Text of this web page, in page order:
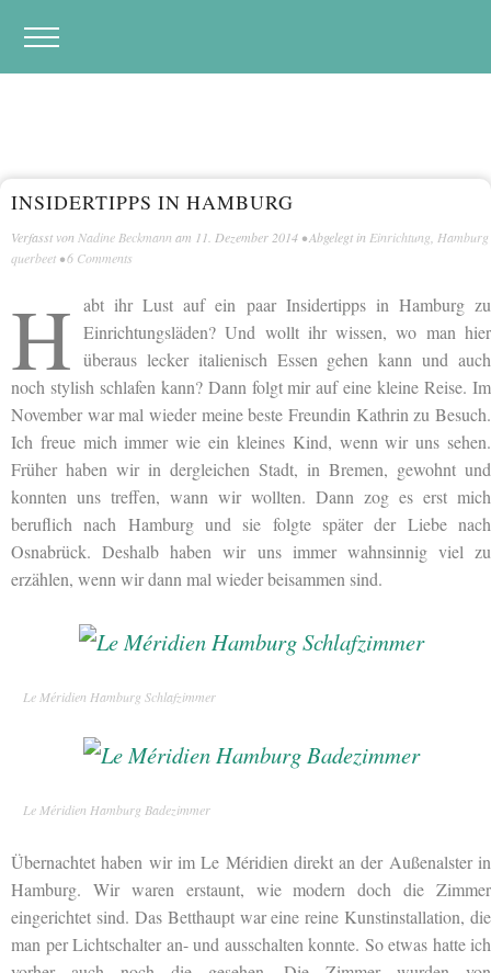
INSIDERTIPPS IN HAMBURG
Verfasst von Nadine Beckmann am 11. Dezember 2014 • Abgelegt in Einrichtung Hamburg
querbeet •6 Comments
H abt ihr Lust auf ein paar Insidertipps in Hamburg zu
Einrichtungsläden? Und wollt ihr wissen, wo man hier
überaus lecker italienisch Essen gehen kann und auch
noch stylish schlafen kann? Dann folgt mir auf eine kleine Reise. Im
November war mal wieder meine beste Freundin Kathrin zu Besuch.
Ich freue mich immer wie ein kleines Kind, wenn wir uns sehen.
Früher haben wir in dergleichen Stadt, in Bremen, gewohnt und
konnten uns treffen, wann wir wollten. Dann zog es erst mich
beruflich nach Hamburg und sie folgte später der Liebe nach
Osnabrück. Deshalb haben wir uns immer wahnsinnig viel zu
erzählen, wenn wir dann mal wieder beisammen sind.
Le Méridien Hamburg Schlafzimmer
Le Méridien Hamburg Badezimmer
Übernachtet haben wir im Le Méridien direkt an der Außenalster in
Hamburg. Wir waren erstaunt, wie modern doch die Zimmer
eingerichtet sind. Das Betthaupt war eine reine Kunstinstallation, die
man per Lichtschalter an- und ausschalten konnte. So etwas hatte ich